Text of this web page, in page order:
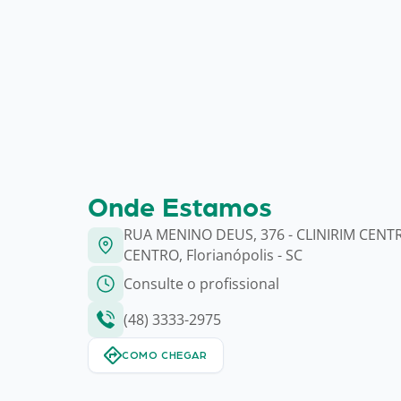
Onde Estamos
RUA MENINO DEUS, 376 - CLINIRIM
CENTRO, Florianópolis - SC
Consulte o profissional
(48) 3333-2975
COMO CHEGAR